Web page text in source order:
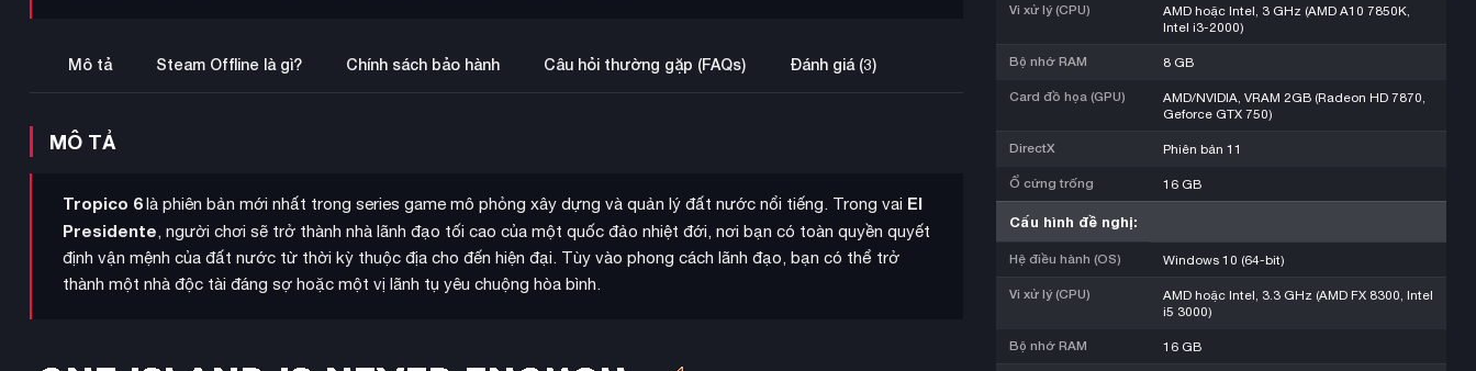
Mô tả Steam Offline là gì? Chính sách bảo hành Câu hỏi thường gặp (FAQs) Đánh giá (3)
MÔ TẢ
Tropico 6là phiên bản mới nhất trong series game mô phỏng xây dựng và quản lý đất nước nổi tiếng. Trong vai El
Presidente, người chơi sẽ trở thành nhà lãnh đạo tối cao của một quốc đảo nhiệt đới, nơi bạn có toàn quyền quyết
định vận mệnh của đất nước từ thời kỳ thuộc địa cho đến hiện đại. Tùy vào phong cách lãnh đạo, bạn có thể trở
thành một nhà độc tài đáng sợ hoặc một vị lãnh tụ yêu chuộng hòa bình.
Vi xử lý (CPU)
AMD hoặc Intel, 3 GHz (AMD A10 7850K,
Intel i3-2000)
Bộ nhớ RAM 8 GB
Card đồ họa (GPU)
AMD/NVIDIA, VRAM 2GB (Radeon HD 7870,
Geforce GTX 750)
DirectX Phiên bản 11
Ổ cứng trống 16 GB
Cấu hình đề nghị:
Hệ điều hành (OS) Windows 10 (64-bit)
Vi xử lý (CPU)
AMD hoặc Intel, 3.3 GHz (AMD FX 8300, Intel
i5 3000)
Bộ nhớ RAM 16 GB